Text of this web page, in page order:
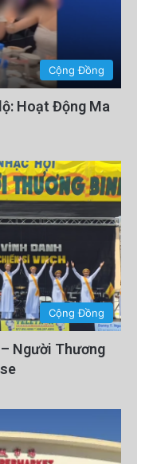
Cộng Đồng
Hoạt Động Ma
Cộng Đồng
– Người Thương